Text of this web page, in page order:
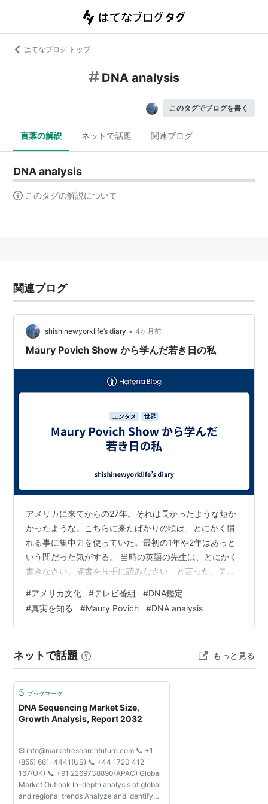
はてなブログ トップ
DNA analysis
このタグでブログを書く
言葉の解説 ネットで話題 関連ブログ
DNA analysis
このタグの解説について
関連ブログ
shishinewyorklife’s diary • 4ヶ月前
Maury Povich Show から学んだ若き日の私
アメリカに来てからの27年。それは長かったような短か
かったような。こちらに来たばかりの頃は、とにかく慣
れる事に集中力を使っていた。最初の1年や2年はあっと
いう間だった気がする。 当時の英語の先生は、とにかく
書きなさい、辞書を片手に読みなさい、と言った。テレ
活用語は大丈夫、となった今も、政治と医療の用語に関
しては、まだ新しい発見の連続だ。 言語の他にも、テレ
ビ番組から学ぶ人生観、というものもある。と言って
ショーが少なくないので、最初はただ、コワいもの見た
さだけで見ていた記憶がある。勉強になったか、…
#アメリカ文化 #テレビ番組 #DNA鑑定
#真実を知る #Maury Povich #DNA analysis
ネットで話題 もっと見る
5 ブックマーク
DNA Sequencing Market Size,
Growth Analysis, Report 2032
✉ info@marketresearchfuture.com 📞 +1
(855) 661-4441(US) 📞 +44 1720 412
167(UK) 📞 +91 2269738890(APAC) Global
Market Outlook In-depth analysis of global
and regional trends Analyze and identify